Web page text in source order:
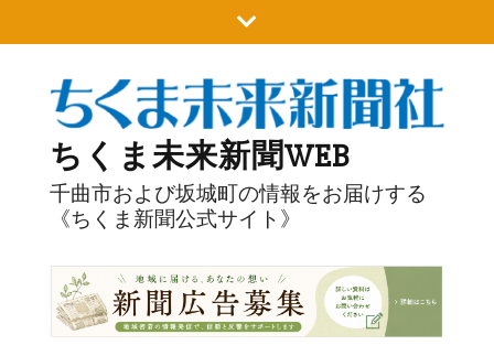
to
ちくま未来新聞WEB
千曲市および坂城町の情報をお届けする
《ちくま新聞公式サイト》